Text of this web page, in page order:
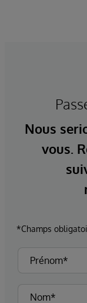
Nous
vous.
*Champs